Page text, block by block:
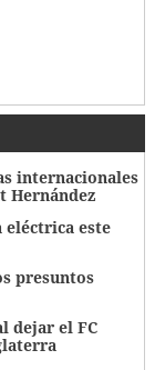
internacionales
Hernández
eléctrica este
presuntos
dejar el FC